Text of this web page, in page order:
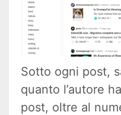
Sotto ogni post,
quanto l’autore
post, oltre al